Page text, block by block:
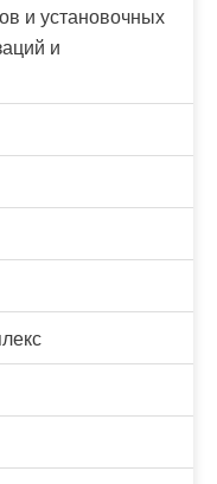
и установочных
и